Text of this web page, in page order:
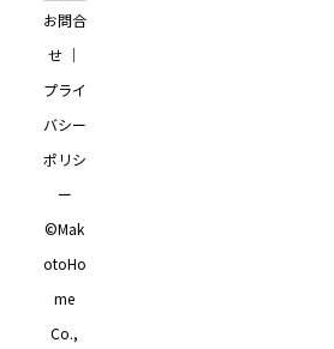
お問合
せ ｜
プライ
バシー
ポリシ
ー
©Mak
otoHo
me
Co.,